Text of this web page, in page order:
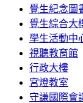
覺生紀念圖
覺生綜合大
學生活動中
視聽教育館
行政大樓
宮燈教室
守謙國際會